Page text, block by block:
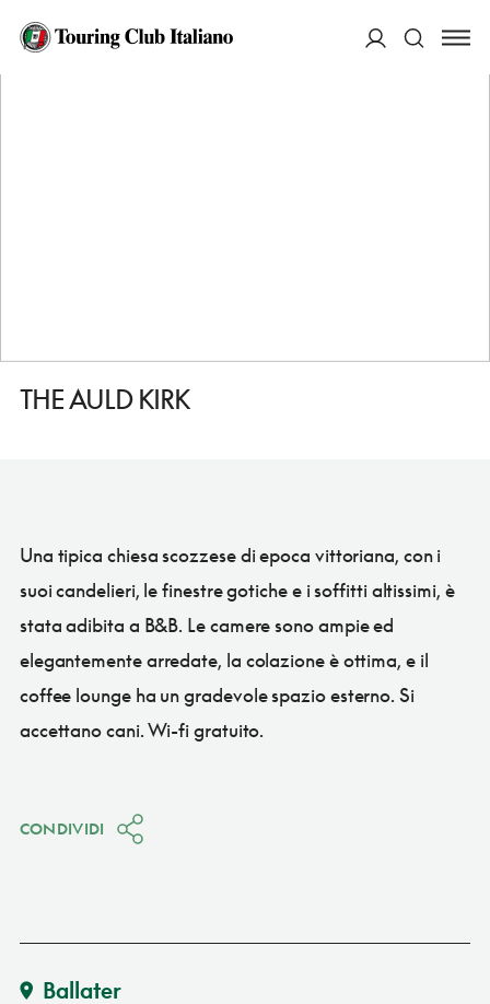
HOME
THE AULD KIRK
Una tipica chiesa scozzese di epoca vittoriana, con i
suoi candelieri, le finestre gotiche e i soffitti altissimi, è
stata adibita a B&B. Le camere sono ampie ed
elegantemente arredate, la colazione è ottima, e il
coffee lounge ha un gradevole spazio esterno. Si
accettano cani. Wi-fi gratuito.
CONDIVIDI
Ballater